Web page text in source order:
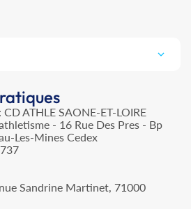
ATHLE SAONE-ET-LOIRE
- 16 Rue Des Pres - Bp
Les-Mines Cedex
Sandrine Martinet, 71000